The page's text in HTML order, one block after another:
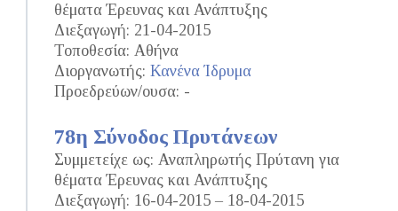
θέματα Έρευνας και Ανάπτυξης
Διεξαγωγή: 21-04-2015
Τοποθεσία: Αθήνα
Διοργανωτής: Κανένα Ίδρυμα
Προεδρεύων/ουσα: -
78η Σύνοδος Πρυτάνεων
Συμμετείχε ως: Αναπληρωτής Πρύτανη για
θέματα Έρευνας και Ανάπτυξης
Διεξαγωγή: 16-04-2015 – 18-04-2015